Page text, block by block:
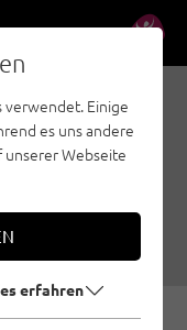
MIT
| Pitztal, Sportklettern
Einige
es uns andere
Webseite
erfahren